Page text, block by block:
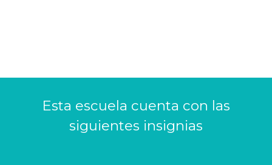
Esta escuela cuenta con las
siguientes insignias